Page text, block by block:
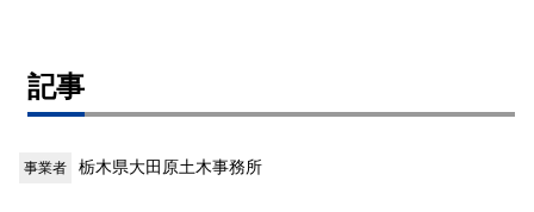
記事
事業者 栃木県大田原土木事務所